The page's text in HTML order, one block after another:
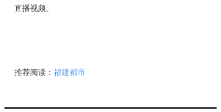
直播视频。
推荐阅读： 福建都市